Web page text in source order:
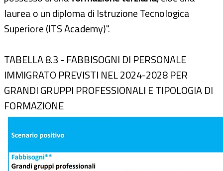
laurea o un diploma di Istruzione Tecnologica
Superiore (ITS Academy)".
TABELLA 8.3 - FABBISOGNI DI PERSONALE
IMMIGRATO PREVISTI NEL 2024-2028 PER
GRANDI GRUPPI PROFESSIONALI E TIPOLOGIA DI
FORMAZIONE